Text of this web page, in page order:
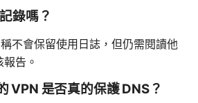
錄嗎？
不會保留使用日誌，但仍需閱讀他
告。
VPN 是否真的保護 DNS？